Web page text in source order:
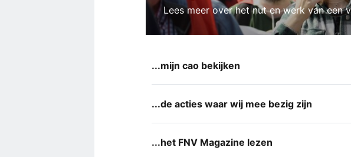
Lees meer over het nut en werk van een
...mijn cao bekijken
...de acties waar wij mee bezig zijn
...het FNV Magazine lezen